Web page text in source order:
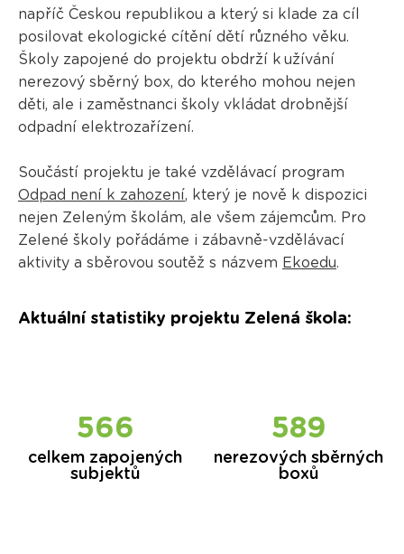
napříč Českou republikou a který si klade za cíl
posilovat ekologické cítění dětí různého věku.
Školy zapojené do projektu obdrží k užívání
nerezový sběrný box, do kterého mohou nejen
děti, ale i zaměstnanci školy vkládat drobnější
odpadní elektrozařízení.
Součástí projektu je také vzdělávací program
Odpad není k zahození, který je nově k dispozici
nejen Zeleným školám, ale všem zájemcům. Pro
Zelené školy pořádáme i zábavně-vzdělávací
aktivity a sběrovou soutěž s názvem Ekoedu.
Aktuální statistiky projektu Zelená škola:
571
celkem zapojených
subjektů
596
nerezových sběrných
boxů